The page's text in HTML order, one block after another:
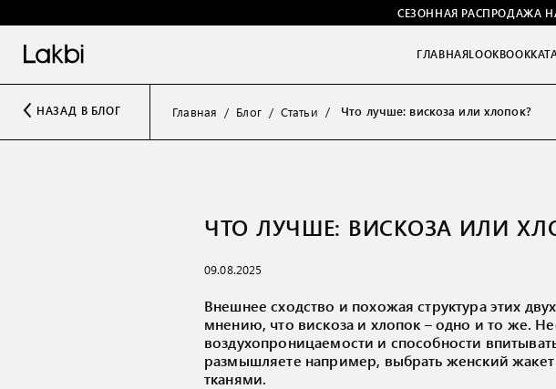
СЕЗОННАЯ РАСПРОДАЖА НА
ГЛАВНАЯLOOKBOOK
НАЗАД В БЛОГ Главная Блог Статьи Что лучше: вискоза или хлопок?
ЧТО ЛУЧШЕ: ВИСКОЗА ИЛИ
09.08.2025
Внешнее сходство и похожая структура этих
мнению, что вискоза и хлопок – одно и то же.
воздухопроницаемости и способности
размышляете например, выбрать женский
тканями.